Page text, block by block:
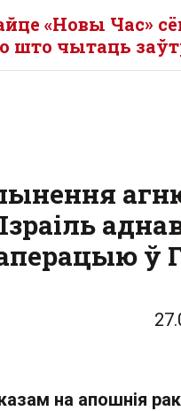
«Новы Час»
што чытаць
ў
на апошнія